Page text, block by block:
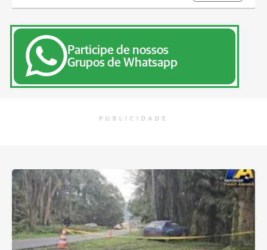
Participe de nossos
Grupos de Whatsapp
PUBLICIDADE